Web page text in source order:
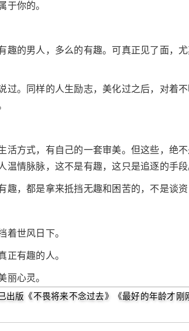
于你的。
的男人，多么的有趣。可真正见了面，
。同样的人生励志，美化过之后，对着
方式，有自己的一套审美。但这些，绝
情脉脉，这不是有趣，这只是追逐的手段
，都是拿来抵挡无趣和困苦的，不是谈资
着世风日下。
正有趣的人。
丽心灵。
版《不畏将来不念过去》《最好的年龄才刚